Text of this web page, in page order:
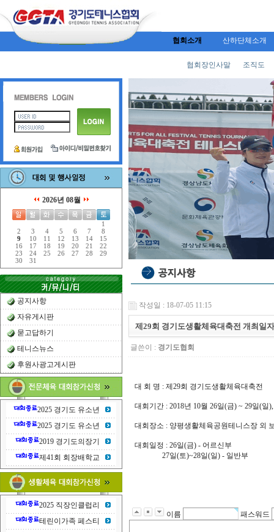
협회소개 산하단체소개
협회장인사말 조직도
2026년 08월
1
2
3 4 5 6 7
8
9
10 11 12 13 14
15
16
17 18 19 20 21
22
23
24 25 26 27 28
29
30
31
공지사항
자유게시판
묻고답하기
테니스뉴스
후원사광고게시판
2025 경기도 유소년
2025 경기도 유소년
2019 경기도의장기
제41회 회장배학교
2025 직장인클럽리
테린이가족 페스티
작성일 : 18-07-05 11:15
제29회 경기도생활체육대축전 개최일
글쓴이 : 경기도협회
대 회 명 : 제29회 경기도생활체육대축전
대회기간 : 2018년 10월 26일(금) ~ 29일(일
대회장소 : 양평생활체육공원테니스장 외
대회일정 : 26일(금) - 어르신부
27일(토)~28일(일) - 일반부
이름 패스워드